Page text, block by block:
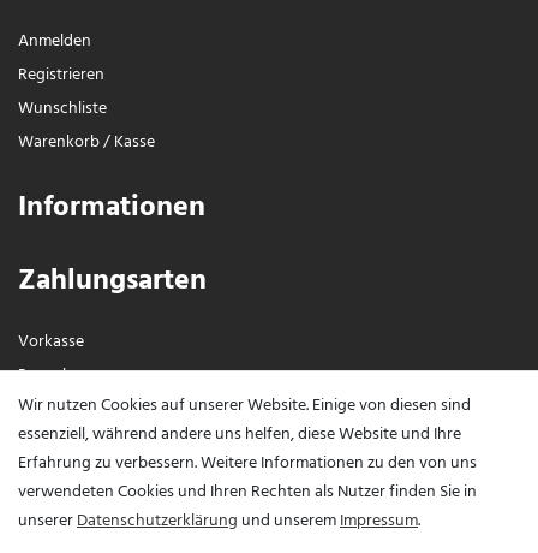
Anmelden
Registrieren
Wunschliste
Warenkorb/Kasse
Informationen
Zahlungsarten
Vorkasse
Paypal
Visa / Mastercard
Vertrag widerrufen?
Wir nutzen Cookies auf unserer Website. Einige von diesen sind
essenziell, während andere uns helfen, diese Website und Ihre
Erfahrung zu verbessern. Weitere Informationen zu den von uns
verwendeten Cookies und Ihren Rechten als Nutzer finden Sie in
unsererDaten­schutz­erklärung und unseremImpressum.